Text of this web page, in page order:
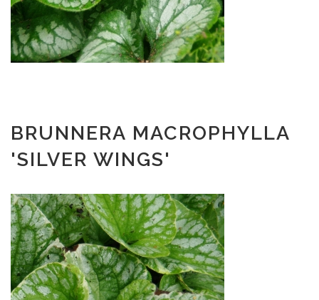
BRUNNERA MACROPHYLLA
'SILVER WINGS'